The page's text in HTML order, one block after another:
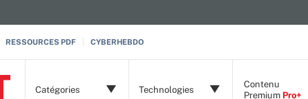
RESSOURCES PDF CYBERHEBDO
Catégories Technologies
Contenu
Premium Pro+